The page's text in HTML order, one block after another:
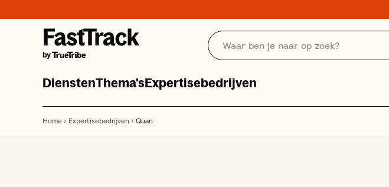
DienstenThema'sExpertisebedrijven
Home Expertisebedrijven Quan